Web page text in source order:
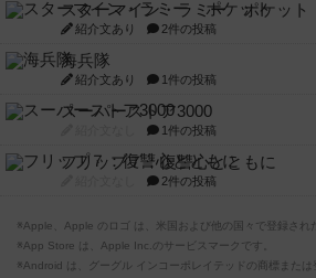
スターマイン・ラミー ポケット
紹介文あり 2件の投稿
海兵隊
紹介文あり 1件の投稿
スーパーストア3000
1件の投稿
フリップ７：復讐心とともに
2件の投稿
※Apple、Apple のロゴ は、米国および他の国々で登録され
※App Store は、Apple Inc.のサービスマークです。
※Android は、グーグル インコーポレイテッドの商標または